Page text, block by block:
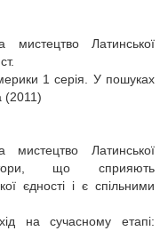
мистецтво Латинської
1 серія. У пошуках
(2011)
мистецтво Латинської
що сприяють
єдності і є спільними
на сучасному етапі: